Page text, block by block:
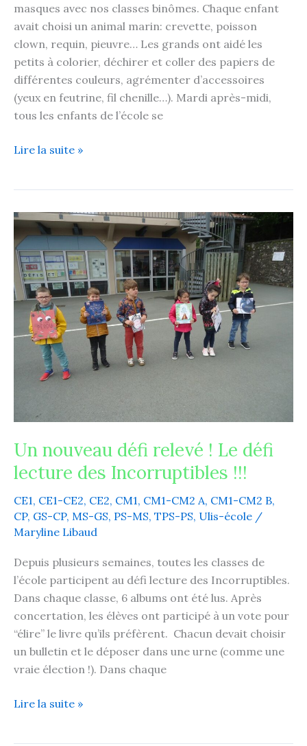
masques avec nos classes binômes. Chaque enfant
avait choisi un animal marin: crevette, poisson
clown, requin, pieuvre… Les grands ont aidé les
petits à colorier, déchirer et coller des papiers de
différentes couleurs, agrémenter d’accessoires
(yeux en feutrine, fil chenille…). Mardi après-midi,
tous les enfants de l’école se
Lire la suite »
Un nouveau défi relevé ! Le défi
lecture des Incorruptibles !!!
CE1, CE1-CE2, CE2, CM1, CM1-CM2 A, CM1-CM2 B,
CP, GS-CP, MS-GS, PS-MS, TPS-PS, Ulis-école /
Maryline Libaud
Depuis plusieurs semaines, toutes les classes de
l’école participent au défi lecture des Incorruptibles.
Dans chaque classe, 6 albums ont été lus. Après
concertation, les élèves ont participé à un vote pour
“élire” le livre qu’ils préfèrent. Chacun devait choisir
un bulletin et le déposer dans une urne (comme une
vraie élection !). Dans chaque
Un
nouveau
défi
relevé
!
Le
défi
lecture
Incorruptibles
Lire la suite »